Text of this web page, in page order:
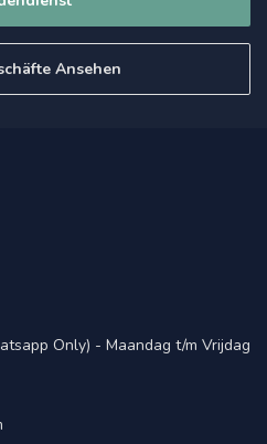
Ansehen
Only) - Maandag t/m Vrijdag